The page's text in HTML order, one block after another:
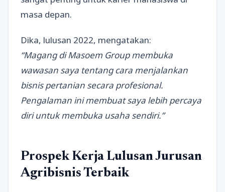
masa depan.
Dika, lulusan 2022, mengatakan:
“Magang di Masoem Group membuka
wawasan saya tentang cara menjalankan
bisnis pertanian secara profesional.
Pengalaman ini membuat saya lebih percaya
diri untuk membuka usaha sendiri.”
Prospek Kerja Lulusan Jurusan
Agribisnis Terbaik